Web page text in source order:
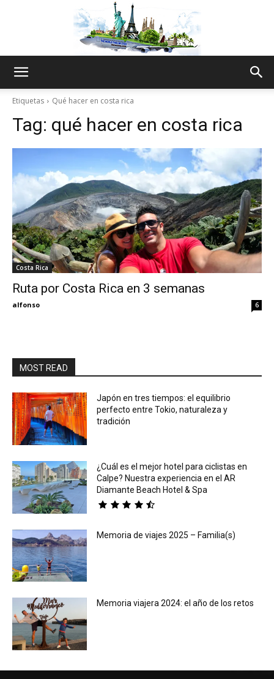
Thru
My
Etiquetas Qué hacer en costa rica
Tag: qué hacer en costa rica
Costa Rica
Ruta por Costa Rica en 3 semanas
alfonso 6
MOST READ
Japón en tres tiempos: el equilibrio
perfecto entre Tokio, naturaleza y
tradición
¿Cuál es el mejor hotel para ciclistas en
Calpe? Nuestra experiencia en el AR
Diamante Beach Hotel & Spa
Memoria de viajes 2025 – Familia(s)
Memoria viajera 2024: el año de los retos